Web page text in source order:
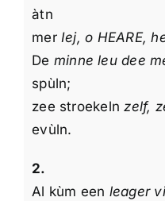
àtn
mer Iej, o HEARE,
De minne leu dee
spùln;
zee stroekelnzelf,
evùln.
2.
Al kùm een leager